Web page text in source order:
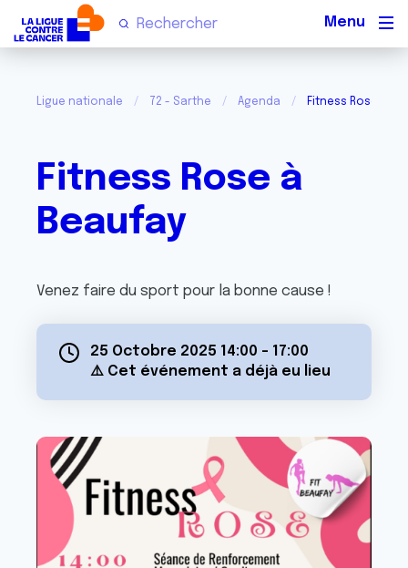
Ligue nationale 72 - Sarthe Agenda Fitness Rose à
Fitness Rose à
Beaufay
Venez faire du sport pour la bonne cause !
25 Octobre 2025 14:00 - 17:00
⚠️ Cet événement a déjà eu lieu